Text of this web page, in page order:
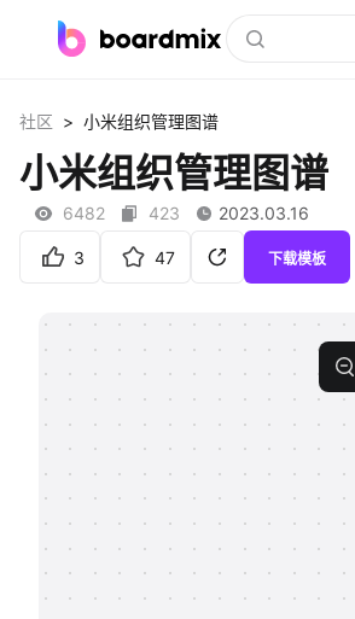
社区资源
下载
支持
帮助中心
知识分享社区
社区 > 小米组织管理图谱
小米组织管理图谱
6482 423 2023.03.16
3 47 下载模板